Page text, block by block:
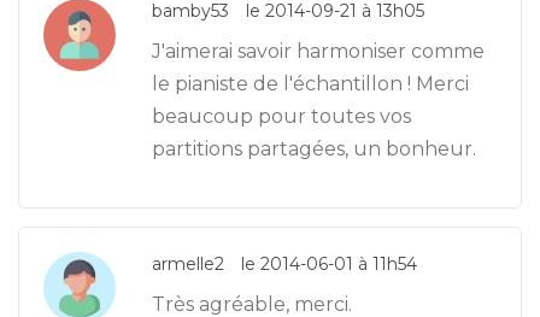
bamby53 le 2014-09-21 à 13h05
J'aimerai savoir harmoniser comme
le pianiste de l'échantillon ! Merci
beaucoup pour toutes vos
partitions partagées, un bonheur.
armelle2 le 2014-06-01 à 11h54
Très agréable, merci.